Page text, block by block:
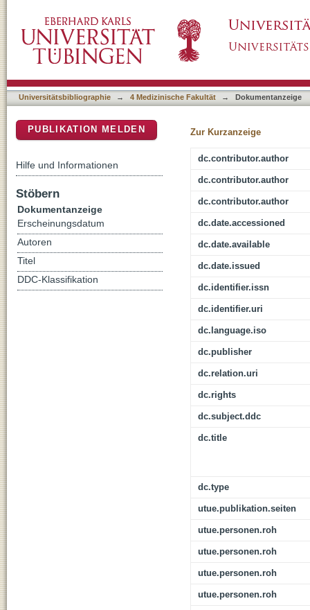
mediated bone formation" by Yang et al.
Universitätsbibliographie → 4 Medizinische Fakultät → Dokumentanzeige
Zur Kurzanzeige
dc.contributor.author
dc.contributor.author
dc.contributor.author
dc.date.accessioned
dc.date.available
dc.date.issued
dc.identifier.issn
dc.identifier.uri
dc.language.iso
dc.publisher
dc.relation.uri
dc.rights
dc.subject.ddc
dc.title
dc.type
utue.publikation.seiten
utue.personen.roh
utue.personen.roh
utue.personen.roh
utue.personen.roh
PUBLIKATION MELDEN
Hilfe und Informationen
Stöbern
Dokumentanzeige
Erscheinungsdatum
Autoren
Titel
DDC-Klassifikation